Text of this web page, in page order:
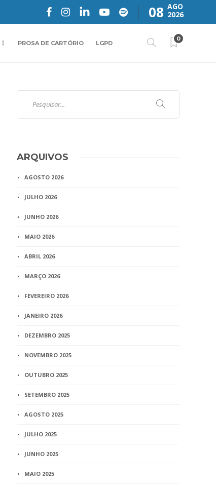
08 AGO
2026
PROSA DE CARTÓRIO LGPD
0
ARQUIVOS
AGOSTO 2026
JULHO 2026
JUNHO 2026
MAIO 2026
ABRIL 2026
MARÇO 2026
FEVEREIRO 2026
JANEIRO 2026
DEZEMBRO 2025
NOVEMBRO 2025
OUTUBRO 2025
SETEMBRO 2025
AGOSTO 2025
JULHO 2025
JUNHO 2025
MAIO 2025